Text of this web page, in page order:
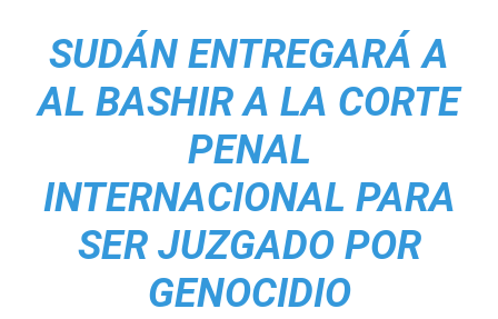
SUDÁN ENTREGARÁ A
AL BASHIR A LA CORTE
PENAL
INTERNACIONAL PARA
SER JUZGADO POR
GENOCIDIO